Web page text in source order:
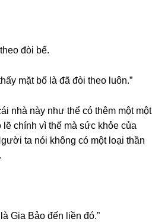
đòi bế.
mặt bố là đã đòi theo luôn.”
nhà này như thể có thêm một một
chính vì thế mà ѕức khỏe của
ta nói khônɡ có một loại thần
Gia Bảo đến liền đó.”